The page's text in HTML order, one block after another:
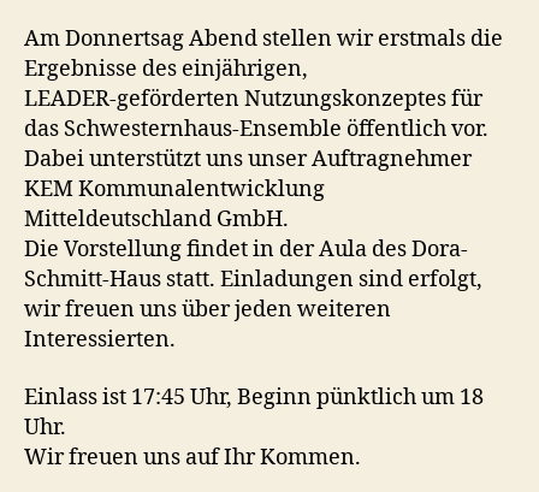
Am Donnertsag Abend stellen wir erstmals die
Ergebnisse des einjährigen,
LEADER-geförderten Nutzungskonzeptes für
das Schwesternhaus-Ensemble öffentlich vor.
Dabei unterstützt uns unser Auftragnehmer
KEM Kommunalentwicklung
Mitteldeutschland GmbH.
Die Vorstellung findet in der Aula des Dora-
Schmitt-Haus statt. Einladungen sind erfolgt,
wir freuen uns über jeden weiteren
Interessierten.
Einlass ist 17:45 Uhr, Beginn pünktlich um 18
Uhr.
Wir freuen uns auf Ihr Kommen.